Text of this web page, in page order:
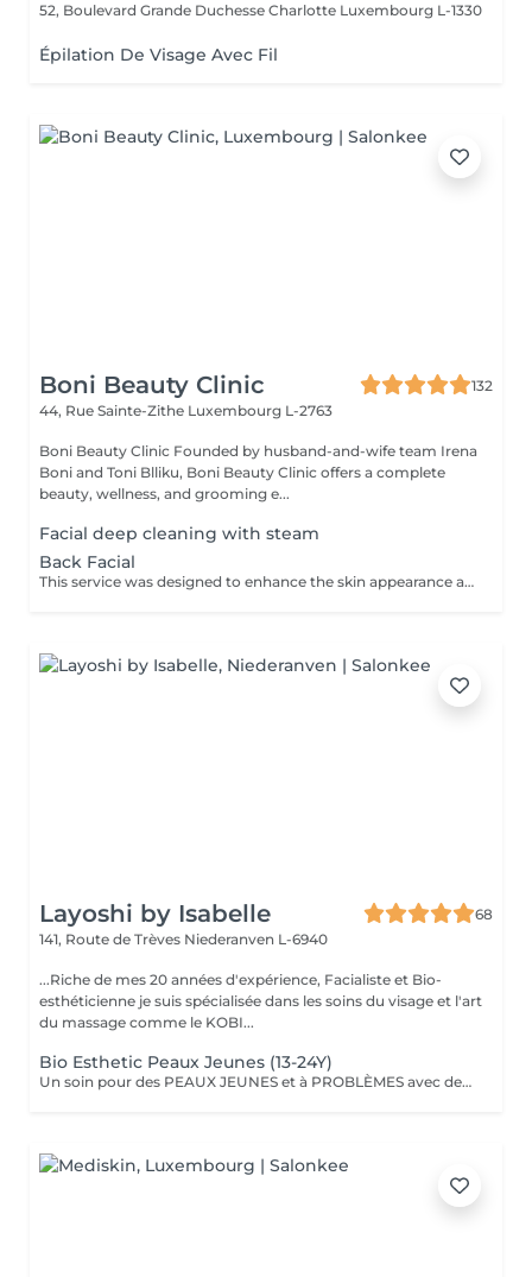
52, Boulevard Grande Duchesse Charlotte Luxembourg L-1330
Épilation De Visage Avec Fil
Boni Beauty Clinic
132
44, Rue Sainte-Zithe Luxembourg L-2763
Boni Beauty Clinic Founded by husband-and-wife team Irena
Boni and Toni Blliku, Boni Beauty Clinic offers a complete
beauty, wellness, and grooming e...
Facial deep cleaning with steam
Back Facial
This service was designed to enhance the skin appearance and focus on any skin concerns that you may have. We start the service with the steam and hot towels cleansing.We follow with a double cleanse to remove all dirt and oil, exfoliation to help remove dead skin build up, extractions as needed, high frequency to kill acne causing bacteria, LED therapy that is customized for your specific skin concerns, a stress releasing back massage with a bacteria balancing mask is also included. We end each service with a toner, serum and moisturizer.
Layoshi by Isabelle
68
141, Route de Trèves Niederanven L-6940
...Riche de mes 20 années d'expérience, Facialiste et Bio-
esthéticienne je suis spécialisée dans les soins du visage et l'art
du massage comme le KOBI...
Bio Esthetic Peaux Jeunes (13-24Y)
Un soin pour des PEAUX JEUNES et à PROBLÈMES avec des produits 100% BIO (anti inflammatoire, calmant et cicatrisant). L'accent est mis sur le nettoyage avec désincrustation profonde des impuretés.